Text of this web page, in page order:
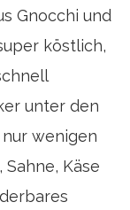
Gnocchi und
köstlich,
unter den
wenigen
Käse